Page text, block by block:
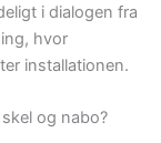
i dialogen fra
hvor
installationen.
og nabo?